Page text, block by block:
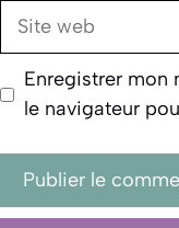
Site
Enregistrer mon
le navigateur